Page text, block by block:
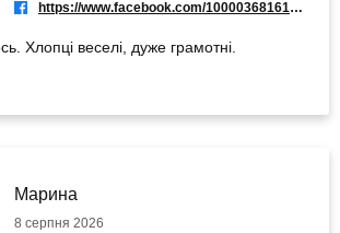
https://www.facebook.com/100003681615324
Хлопці веселі, дуже грамотні.
Марина
8 серпня 2026